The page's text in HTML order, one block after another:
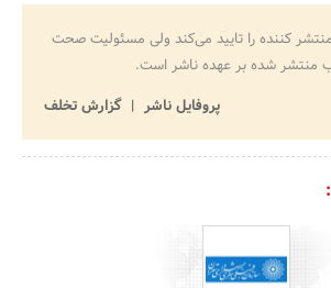
کننده را تایید می‌کند ولی مسئولیت صحت
منتشر شده بر عهده ناشر است.
پروفایل ناشر
گزارش تخلف